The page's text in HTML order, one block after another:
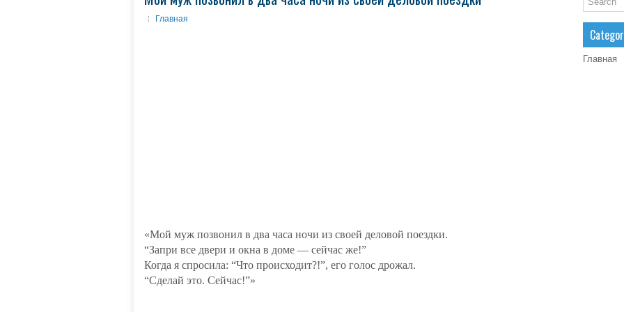
Главная
«Мой муж позвонил в два часа ночи из своей деловой поездки.
“Запри все двери и окна в доме — сейчас же!”
Когда я спросила: “Что происходит?!”, его голос дрожал.
“Сделай это. Сейчас!”»
Главная